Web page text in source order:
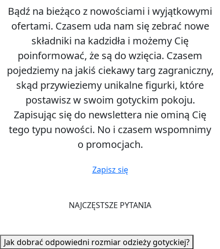
Bądź na bieżąco z nowościami i wyjątkowymi
ofertami. Czasem uda nam się zebrać nowe
składniki na kadzidła i możemy Cię
poinformować, że są do wzięcia. Czasem
pojedziemy na jakiś ciekawy targ zagraniczny,
skąd przywieziemy unikalne figurki, które
postawisz w swoim gotyckim pokoju.
Zapisując się do newslettera nie ominą Cię
tego typu nowości. No i czasem wspomnimy
o promocjach.
Zapisz się
NAJCZĘSTSZE PYTANIA
Jak dobrać odpowiedni rozmiar odzieży gotyckiej?